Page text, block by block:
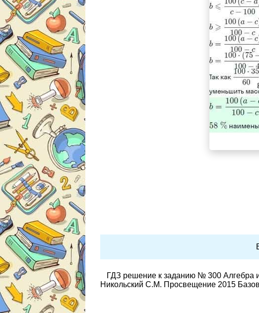
ГДЗ решение к заданию № 300 Алгебра
Никольский С.М. Просвещение 2015